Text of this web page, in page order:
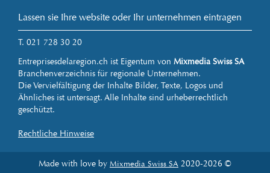
Lassen sie Ihre website oder Ihr unternehmen eintragen
T. 021 728 30 20
Entreprisesdelaregion.ch ist Eigentum von Mixmedia Swiss SA
Branchenverzeichnis für regionale Unternehmen.
Die Vervielfältigung der Inhalte Bilder, Texte, Logos und
Ähnliches ist untersagt. Alle Inhalte sind urheberrechtlich
geschützt.
Rechtliche Hinweise
Made with love by Mixmedia Swiss SA 2020-2026 ©